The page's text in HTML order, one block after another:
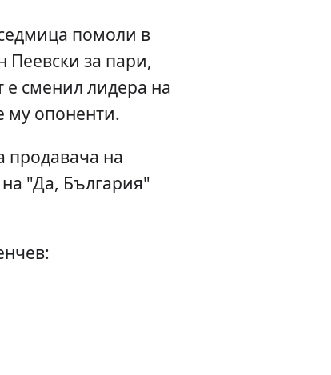
помоли в
Пеевски за пари,
сменил лидера на
му опоненти.
продавача на
"Да, България"